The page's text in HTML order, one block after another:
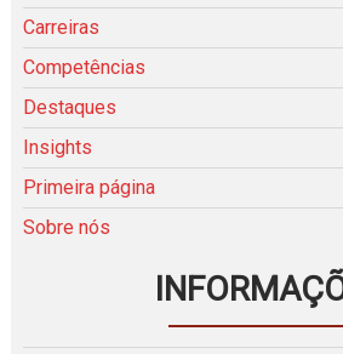
Carreiras
Competências
Destaques
Insights
Primeira página
Sobre nós